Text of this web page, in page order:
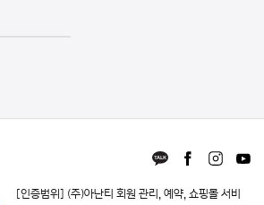
[인증범위] (주)아난티 회원 관리, 예약, 쇼핑몰 서비